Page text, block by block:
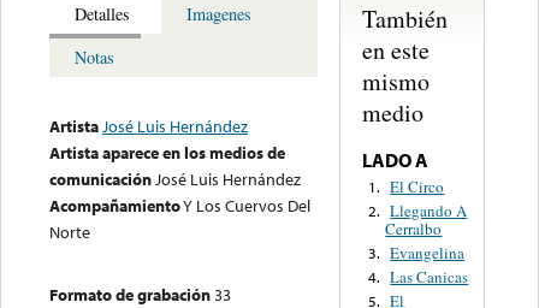
Detalles
Imagenes
Notas
ArtistaJosé Luis Hernández
Artista aparece en los medios de
comunicaciónJosé Luis Hernández
AcompañamientoY Los Cuervos Del
Norte
Formato de grabación33
También
en este
mismo
medio
LADO A
1. El Circo
2. Llegando A
Cerralbo
3. Evangelina
4. Las Canicas
5. El